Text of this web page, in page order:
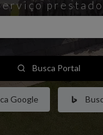
prestado
Busca Portal
Google